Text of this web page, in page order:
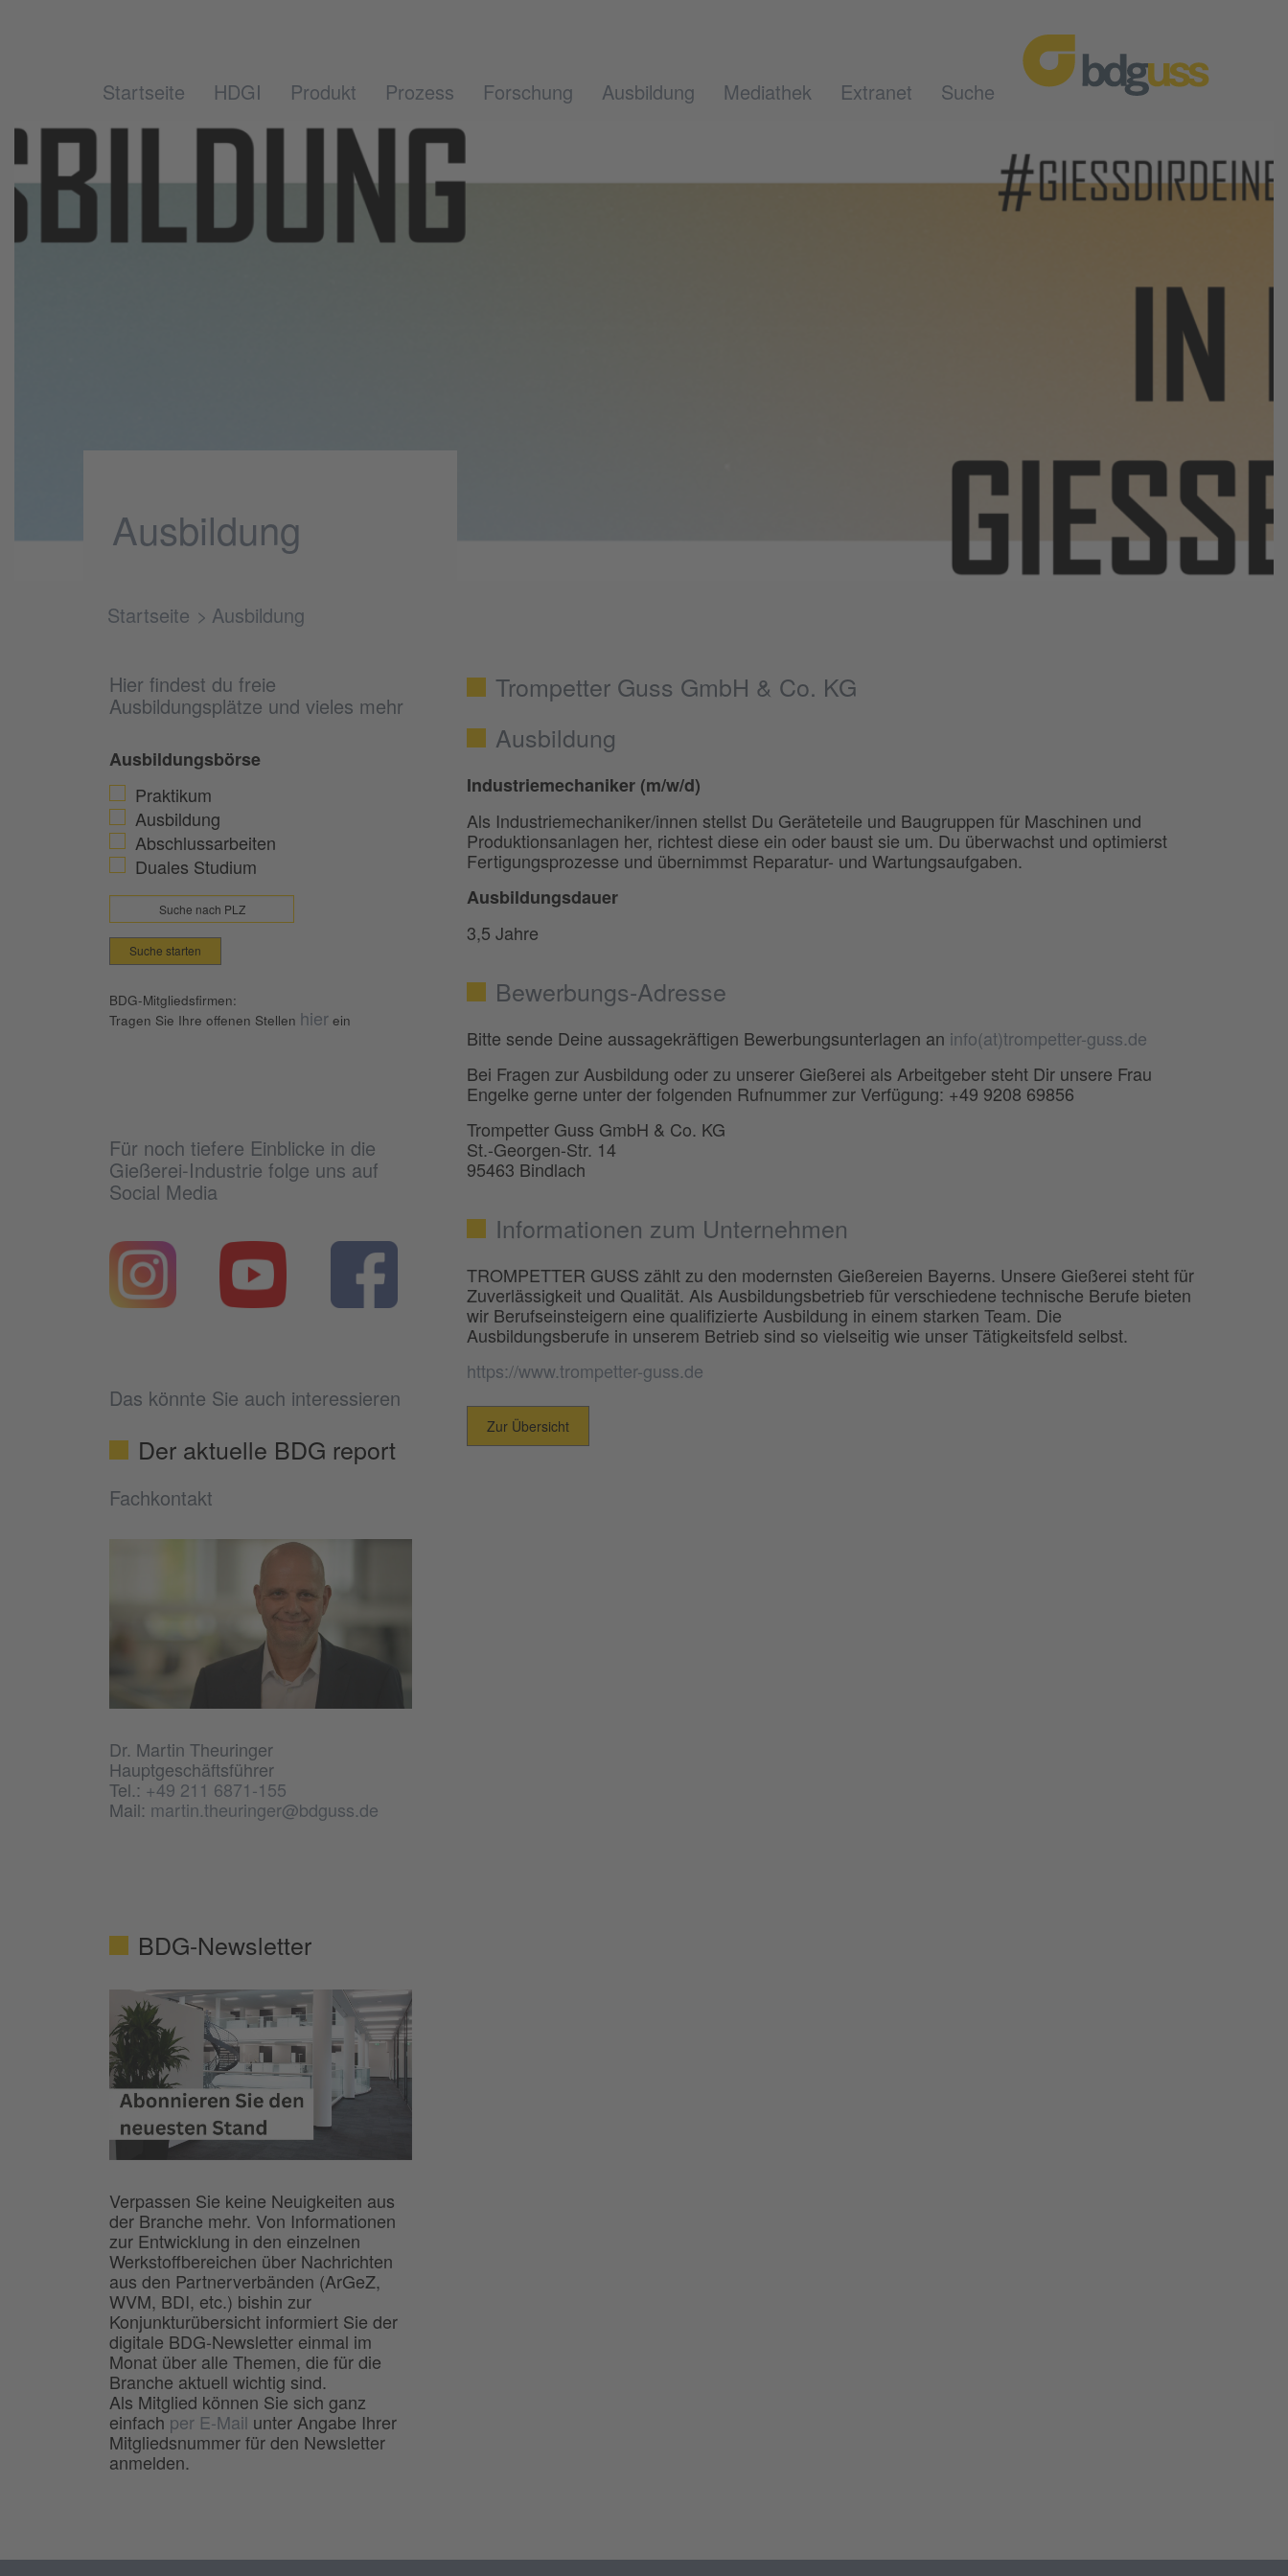
Startseite HDGI Produkt Prozess Forschung Ausbildung Mediathek Extranet Suche
Ausbildung
Startseite Ausbildung
Hier findest du freie
Ausbildungsplätze und vieles mehr
Ausbildungsbörse
Praktikum
Ausbildung
Abschlussarbeiten
Duales Studium
Suche starten
BDG-Mitgliedsfirmen:
Tragen Sie Ihre offenen Stellen hier ein
Für noch tiefere Einblicke in die
Gießerei-Industrie folge uns auf
Social Media
Das könnte Sie auch interessieren
Der aktuelle BDG report
Fachkontakt
Dr. Martin Theuringer
Hauptgeschäftsführer
Tel.: +49 211 6871-155
Mail: martin.theuringer@bdguss.de
BDG-Newsletter
Verpassen Sie keine Neuigkeiten aus
der Branche mehr. Von Informationen
zur Entwicklung in den einzelnen
Werkstoffbereichen über Nachrichten
aus den Partnerverbänden (ArGeZ,
WVM, BDI, etc.) bishin zur
Konjunkturübersicht informiert Sie der
digitale BDG-Newsletter einmal im
Monat über alle Themen, die für die
Branche aktuell wichtig sind.
Als Mitglied können Sie sich ganz
einfachper E-Mail unter Angabe Ihrer
Mitgliedsnummer für den Newsletter
anmelden.
Trompetter Guss GmbH & Co. KG
Ausbildung
Industriemechaniker (m/w/d)
Als Industriemechaniker/innen stellst Du Geräteteile und Baugruppen für Maschinen und
Produktionsanlagen her, richtest diese ein oder baust sie um. Du überwachst und optimierst
Fertigungsprozesse und übernimmst Reparatur- und Wartungsaufgaben.
Ausbildungsdauer
3,5 Jahre
Bewerbungs-Adresse
Bitte sende Deine aussagekräftigen Bewerbungsunterlagen an info(at)trompetter-guss.de
Bei Fragen zur Ausbildung oder zu unserer Gießerei als Arbeitgeber steht Dir unsere Frau
Engelke gerne unter der folgenden Rufnummer zur Verfügung: +49 9208 69856
Trompetter Guss GmbH & Co. KG
St.-Georgen-Str. 14
95463 Bindlach
Informationen zum Unternehmen
TROMPETTER GUSS zählt zu den modernsten Gießereien Bayerns. Unsere Gießerei steht für
Zuverlässigkeit und Qualität. Als Ausbildungsbetrieb für verschiedene technische Berufe bieten
wir Berufseinsteigern eine qualifizierte Ausbildung in einem starken Team. Die
Ausbildungsberufe in unserem Betrieb sind so vielseitig wie unser Tätigkeitsfeld selbst.
https://www.trompetter-guss.de
Zur Übersicht